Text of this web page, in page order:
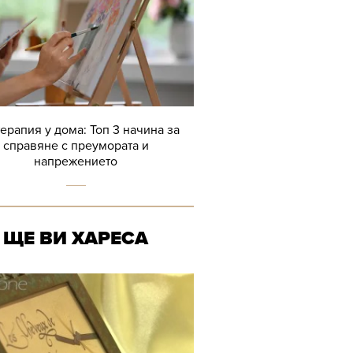
у дома: Топ 3 начина за
справяне с преумората и
напрежението
ЩЕ ВИ ХАРЕСА